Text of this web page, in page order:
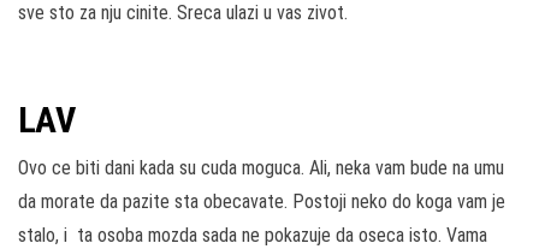
sve sto za nju cinite. Sreca ulazi u vas zivot.
LAV
Ovo ce biti dani kada su cuda moguca. Ali, neka vam bude na umu
da morate da pazite sta obecavate. Postoji neko do koga vam je
stalo, i ta osoba mozda sada ne pokazuje da oseca isto. Vama